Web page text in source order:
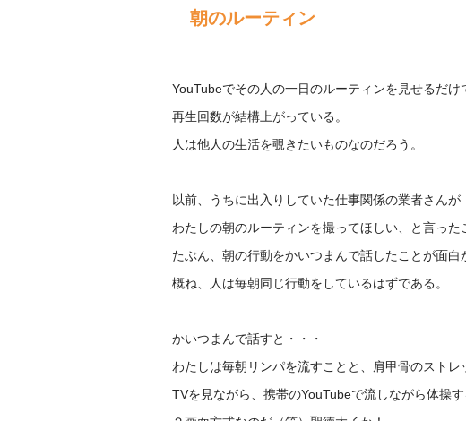
朝のルーティン
YouTubeでその人の一日のルーティンを見せるだけ
再生回数が結構上がっている。
人は他人の生活を覗きたいものなのだろう。
以前、うちに出入りしていた仕事関係の業者さんが
わたしの朝のルーティンを撮ってほしい、と言った
たぶん、朝の行動をかいつまんで話したことが面白
概ね、人は毎朝同じ行動をしているはずである。
かいつまんで話すと・・・
わたしは毎朝リンパを流すことと、肩甲骨のストレ
TVを見ながら、携帯のYouTubeで流しながら体操す